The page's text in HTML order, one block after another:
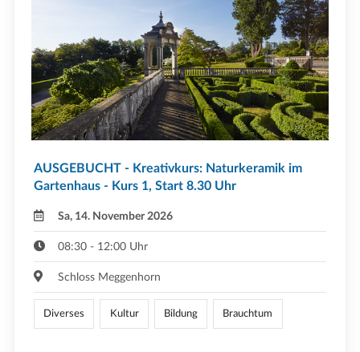
AUSGEBUCHT - Kreativkurs: Naturkeramik im
Gartenhaus - Kurs 1, Start 8.30 Uhr
Sa, 14. November 2026
08:30 - 12:00 Uhr
Schloss Meggenhorn
Diverses Kultur Bildung Brauchtum